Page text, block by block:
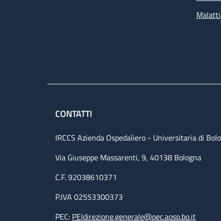
CONTATTI
IRCCS Azienda Ospedaliero - Universitaria di
Via Giuseppe Massarenti, 9, 40138 Bologna
C.F. 92038610371
P.IVA 02553300373
PEC: PEIdirezione.generale@pec.aosp.bo.it